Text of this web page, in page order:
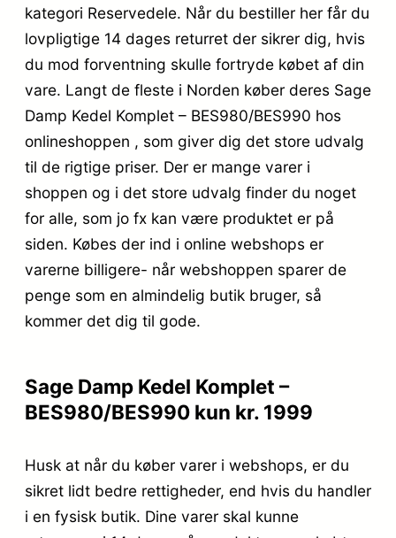
kategori Reservedele. Når du bestiller her får du
lovpligtige 14 dages returret der sikrer dig, hvis
du mod forventning skulle fortryde købet af din
vare. Langt de fleste i Norden køber deres Sage
Damp Kedel Komplet – BES980/BES990 hos
onlineshoppen , som giver dig det store udvalg
til de rigtige priser. Der er mange varer i
shoppen og i det store udvalg finder du noget
for alle, som jo fx kan være produktet er på
siden. Købes der ind i online webshops er
varerne billigere- når webshoppen sparer de
penge som en almindelig butik bruger, så
kommer det dig til gode.
Sage Damp Kedel Komplet –
BES980/BES990 kun kr. 1999
Husk at når du køber varer i webshops, er du
sikret lidt bedre rettigheder, end hvis du handler
i en fysisk butik. Dine varer skal kunne